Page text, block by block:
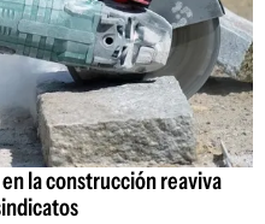
la construcción reaviva